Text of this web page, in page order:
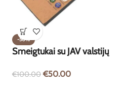
-50%
Smeigtukai su JAV valstijų
€100.00 €50.00